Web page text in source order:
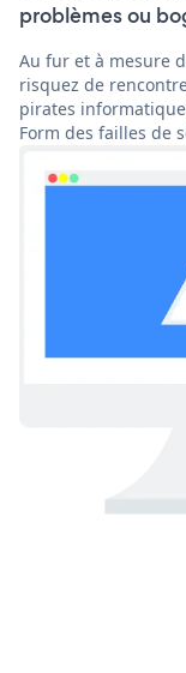
problèmes ou
Au fur et à mesure
risquez de
pirates
Form des failles de